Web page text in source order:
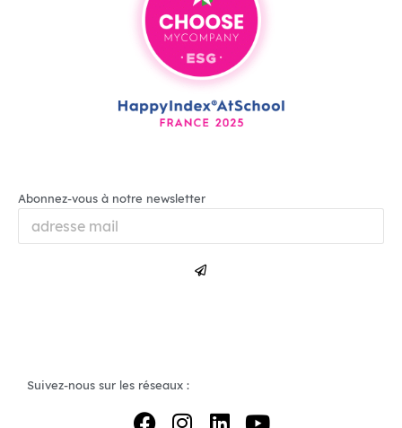
Abonnez-vous à notre newsletter
Suivez-nous sur les réseaux :